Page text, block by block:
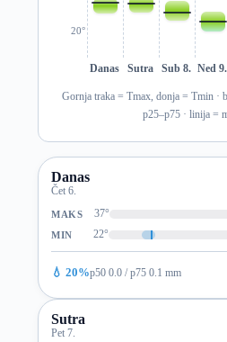
20°
Danas Sutra Sub 8. Ned 9.
Gornja traka = Tmax, donja = Tmin ·
p25–p75 · linija =
Danas
Čet 6.
MAKS 37°
MIN 22°
💧 20%p50 0.0 / p75 0.1 mm
Sutra
Pet 7.